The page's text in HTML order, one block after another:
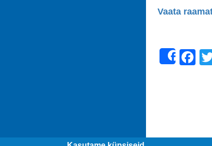
Vaata
Share